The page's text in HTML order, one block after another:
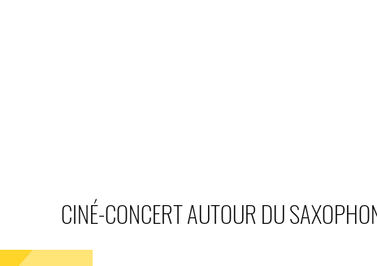
CINÉ-CONCERT AUTOUR DU